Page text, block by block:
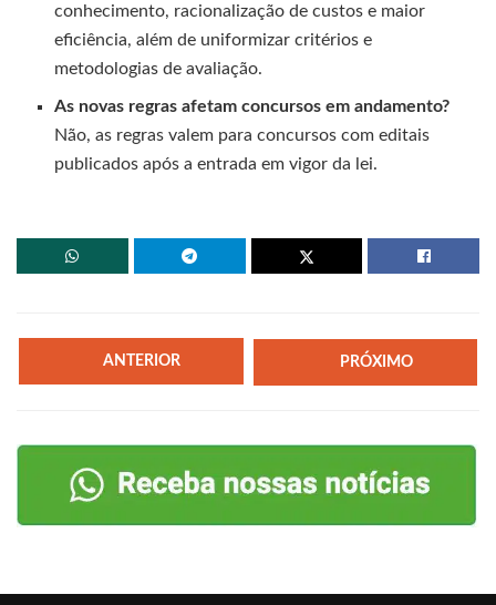
conhecimento, racionalização de custos e maior
eficiência, além de uniformizar critérios e
metodologias de avaliação.
As novas regras afetam concursos em andamento?
Não, as regras valem para concursos com editais
publicados após a entrada em vigor da lei.
ANTERIOR PRÓXIMO